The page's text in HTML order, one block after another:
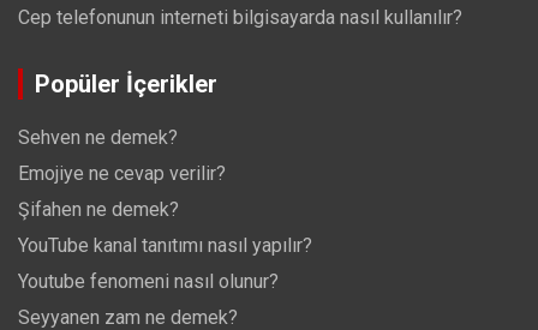
Cep telefonunun interneti bilgisayarda nasıl kullanılır?
Popüler İçerikler
Sehven ne demek?
Emojiye ne cevap verilir?
Şifahen ne demek?
YouTube kanal tanıtımı nasıl yapılır?
Youtube fenomeni nasıl olunur?
Seyyanen zam ne demek?